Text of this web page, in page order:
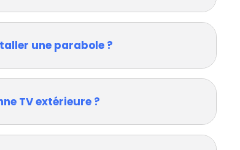
une parabole ?
TV extérieure ?